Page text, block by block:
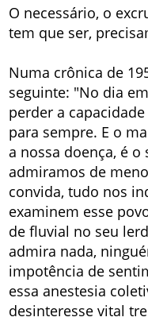
O necessário, o
tem que ser,
Numa crônica de
seguinte: "No dia
perder a
para sempre. E o
a nossa doença, é
admiramos de
convida, tudo nos
examinem esse
de fluvial no seu
admira nada,
impotência de
essa anestesia
desinteresse vital